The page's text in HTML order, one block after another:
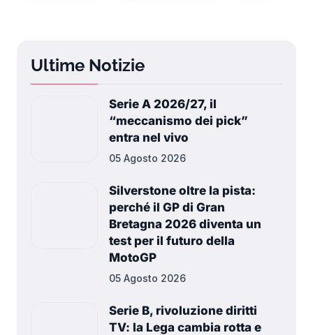
Ultime Notizie
Serie A 2026/27, il
“meccanismo dei pick”
entra nel vivo
05 Agosto 2026
Silverstone oltre la pista:
perché il GP di Gran
Bretagna 2026 diventa un
test per il futuro della
MotoGP
05 Agosto 2026
Serie B, rivoluzione diritti
TV: la Lega cambia rotta e